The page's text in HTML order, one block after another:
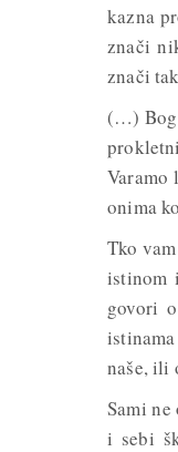
kazna
znači
znači
(…) Bog
onima
Tko
istinom
govori
naše, ili
Sami
i sebi